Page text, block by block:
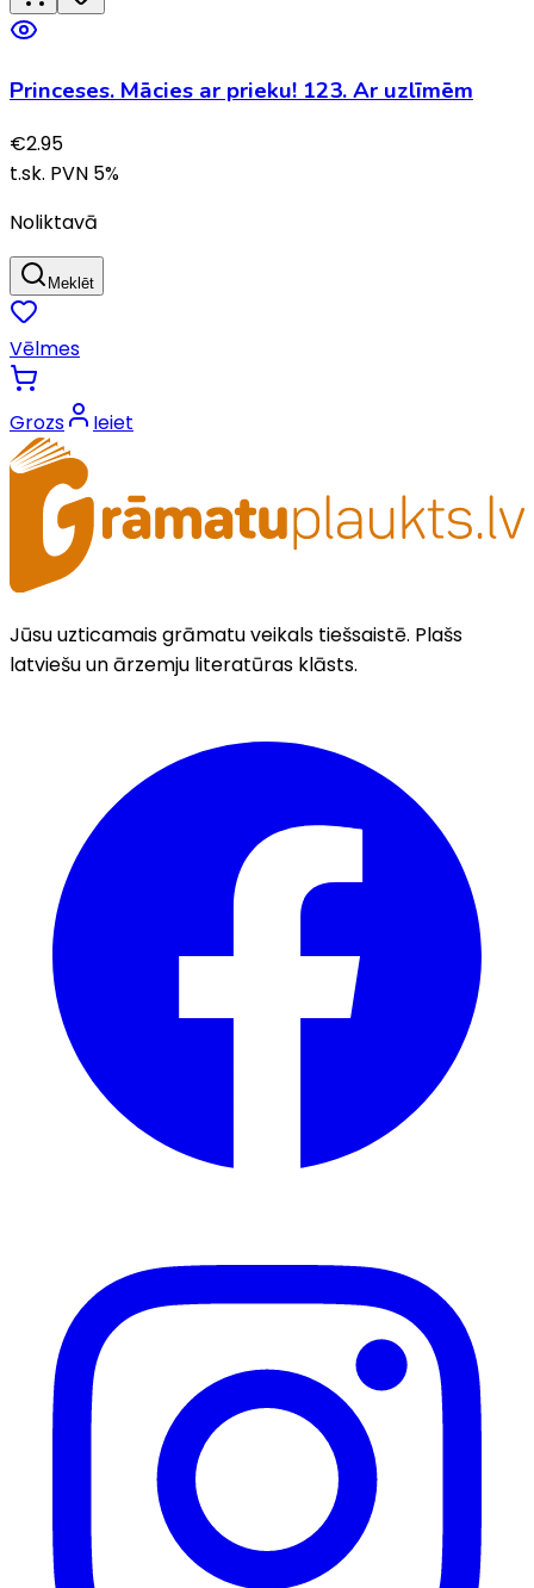
Princeses. Mācies ar prieku! 123. Ar uzlīmēm
€2.95
t.sk. PVN 5%
Noliktavā
Meklēt
Vēlmes
Grozs Ieiet
Jūsu uzticamais grāmatu veikals tiešsaistē. Plašs
latviešu un ārzemju literatūras klāsts.